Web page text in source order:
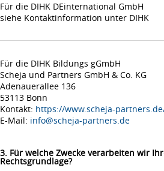
Für die DIHK DEinternational GmbH
siehe Kontaktinformation unter DIHK
Für die DIHK Bildungs gGmbH
Scheja und Partners GmbH & Co. KG
Adenauerallee 136
53113 Bonn
Kontakt: https://www.scheja-
E-Mail: info@scheja-partners.de
3. Für welche Zwecke verarbeiten wir
Rechtsgrundlage?